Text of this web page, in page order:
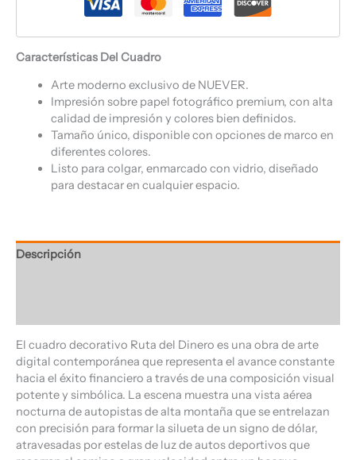
Características Del Cuadro
Arte moderno exclusivo de NUEVER.
Impresión sobre papel fotográfico premium, con alta
calidad de impresión y colores bien definidos.
Tamaño único, disponible con opciones de marco en
diferentes colores.
Listo para colgar, enmarcado con vidrio, diseñado
para destacar en cualquier espacio.
Descripción
El cuadro decorativo Ruta del Dinero es una obra de arte
digital contemporánea que representa el avance constante
hacia el éxito financiero a través de una composición visual
potente y simbólica. La escena muestra una vista aérea
nocturna de autopistas de alta montaña que se entrelazan
con precisión para formar la silueta de un signo de dólar,
atravesadas por estelas de luz de autos deportivos que